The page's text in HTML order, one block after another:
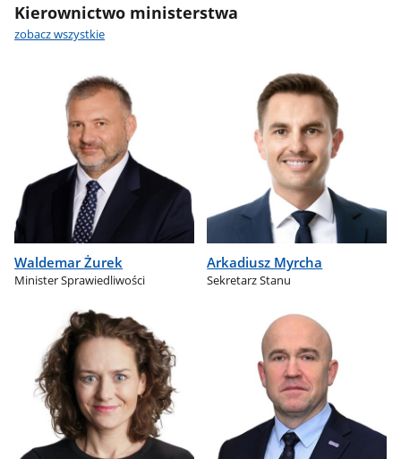
Kierownictwo ministerstwa
zobacz wszystkie
Waldemar Żurek
Minister Sprawiedliwości
Arkadiusz Myrcha
Sekretarz Stanu